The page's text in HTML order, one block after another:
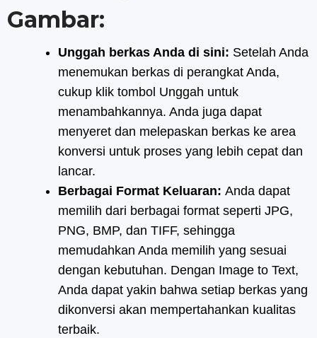
Gambar:
Unggah berkas Anda di sini: Setelah Anda
menemukan berkas di perangkat Anda,
cukup klik tombol Unggah untuk
menambahkannya. Anda juga dapat
menyeret dan melepaskan berkas ke area
konversi untuk proses yang lebih cepat dan
lancar.
Berbagai Format Keluaran: Anda dapat
memilih dari berbagai format seperti JPG,
PNG, BMP, dan TIFF, sehingga
memudahkan Anda memilih yang sesuai
dengan kebutuhan. Dengan Image to Text,
Anda dapat yakin bahwa setiap berkas yang
dikonversi akan mempertahankan kualitas
terbaik.